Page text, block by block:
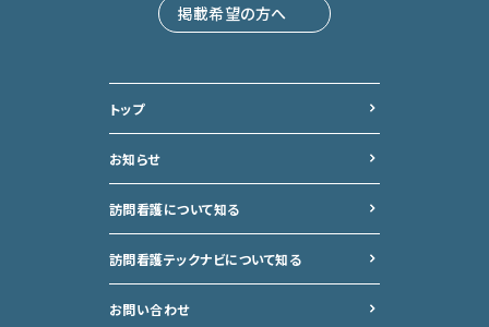
掲載希望の方へ
トップ
お知らせ
訪問看護について知る
訪問看護テックナビについて知る
お問い合わせ